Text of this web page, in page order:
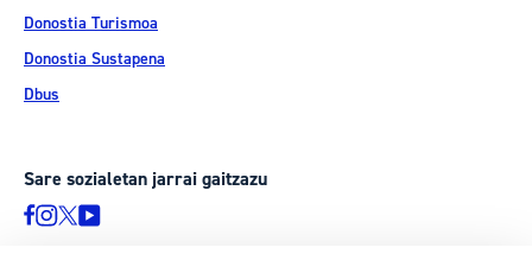
Donostia Turismoa
Donostia Sustapena
Dbus
Sare sozialetan jarrai gaitzazu